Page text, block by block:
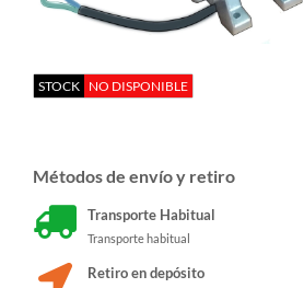
STOCK NO DISPONIBLE
Métodos de envío y retiro
Transporte Habitual
Transporte habitual
Retiro en depósito